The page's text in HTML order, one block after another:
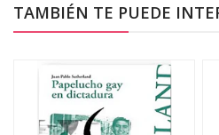
TAMBIÉN TE PUEDE